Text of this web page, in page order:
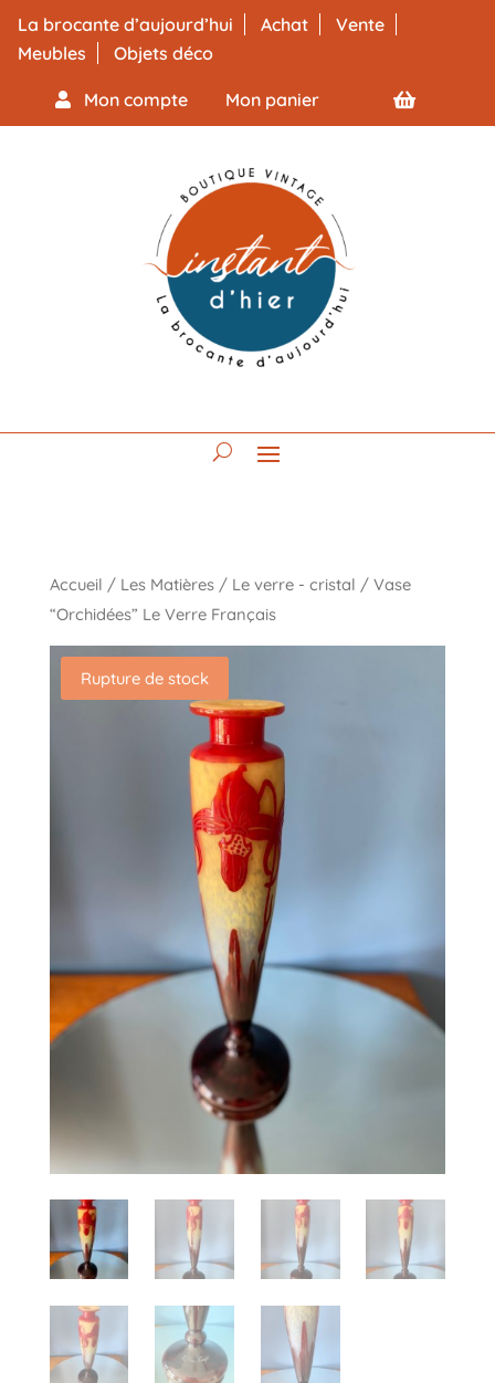
La brocante d’aujourd’hui Achat
Vente
Meubles
Objets déco
Mon compte Mon panier
Accueil / Les Matières/ Le verre - cristal / Vase
“Orchidées” Le Verre Français
Rupture de stock